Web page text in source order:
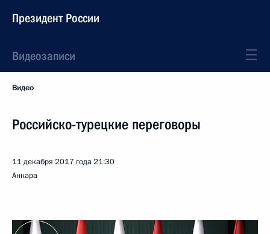
Президент России
Видеозаписи
Видео
Российско-турецкие переговоры
11 декабря 2017 года21:30
Анкара